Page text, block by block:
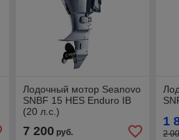
Лодочный мотор Seanovo
SNBF 15 HES Enduro IB
(20 л.с.)
7 200руб.
1
2